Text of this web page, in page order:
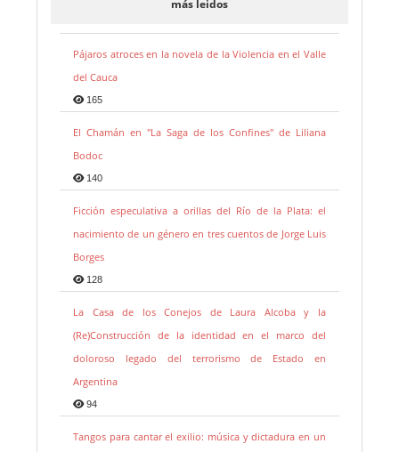
más leidos
Pájaros atroces en la novela de la Violencia en el Valle
del Cauca
165
El Chamán en "La Saga de los Confines" de Liliana
Bodoc
140
Ficción especulativa a orillas del Río de la Plata: el
nacimiento de un género en tres cuentos de Jorge Luis
Borges
128
La Casa de los Conejos de Laura Alcoba y la
(Re)Construcción de la identidad en el marco del
doloroso legado del terrorismo de Estado en
Argentina
94
Tangos para cantar el exilio: música y dictadura en un